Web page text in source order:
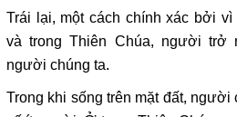
Trái lại, một cách chính xác bởi
và trong Thiên Chúa, người
người chúng ta.
Trong khi sống trên mặt đất,